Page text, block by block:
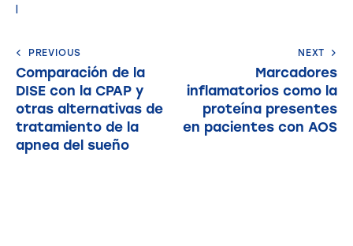
l
PREVIOUS
Comparación de la
DISE con la CPAP y
otras alternativas de
tratamiento de la
apnea del sueño
NEXT
Marcadores
inflamatorios como la
proteína presentes
en pacientes con AOS